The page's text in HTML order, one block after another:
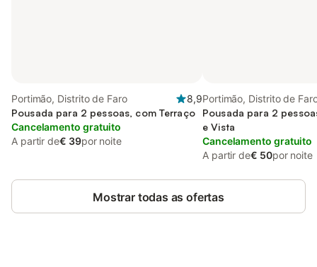
Portimão, Distrito de Faro
8,9
Pousada para 2 pessoas, com Terraço
Cancelamento gratuito
A partir de€ 39por noite
Portimão, Distrito de
Pousada para 2
e Vista
Cancelamento gratuito
A partir de€ 50por noite
Mostrar todas as ofertas